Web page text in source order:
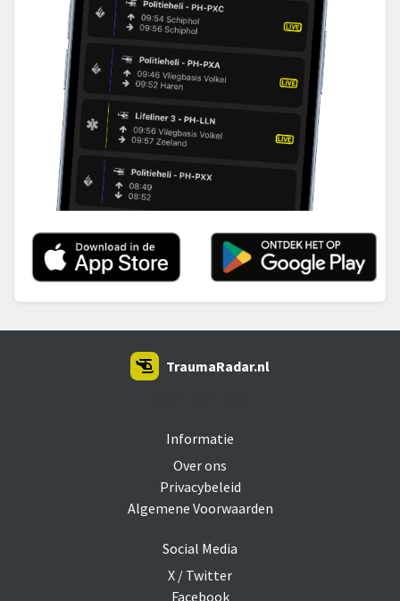
Informatie
Over ons
Privacybeleid
Algemene Voorwaarden
Social Media
X / Twitter
Facebook
TraumaRadar.nl